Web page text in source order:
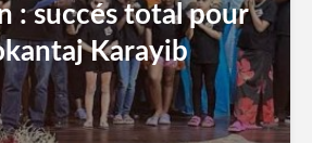
: succés total pour
Karayib